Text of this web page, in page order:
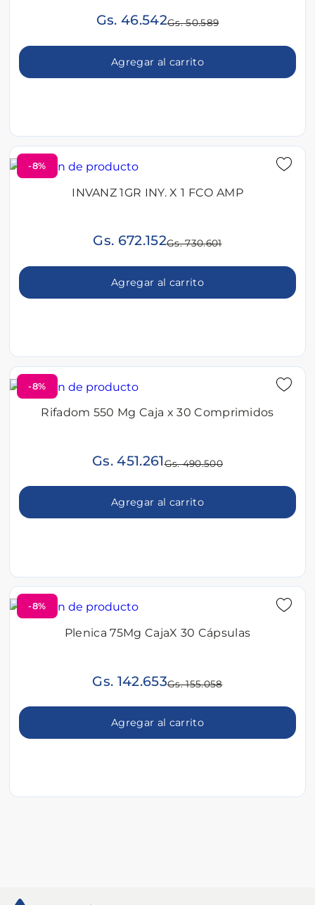
Gs. 46.542Gs. 50.589
Agregar al carrito
-8%
INVANZ 1GR INY. X 1 FCO AMP
Gs. 672.152Gs. 730.601
Agregar al carrito
-8%
Rifadom 550 Mg Caja x 30 Comprimidos
Gs. 451.261Gs. 490.500
Agregar al carrito
-8%
Plenica 75Mg CajaX 30 Cápsulas
Gs. 142.653Gs. 155.058
Agregar al carrito